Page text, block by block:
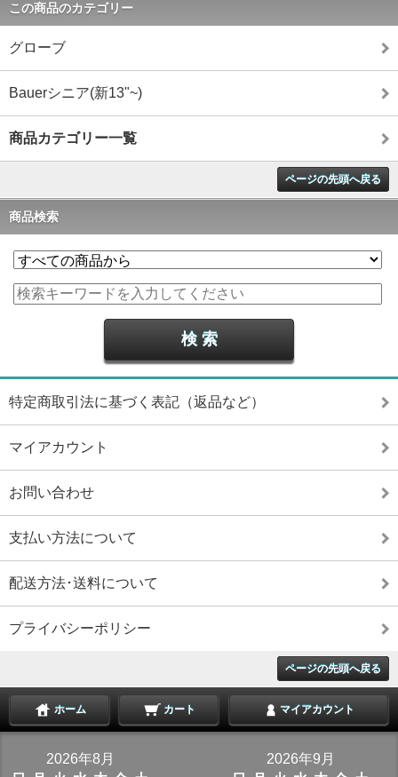
この商品のカテゴリー
グローブ
Bauerシニア(新13"~)
商品カテゴリー一覧
ページの先頭へ戻る
商品検索
特定商取引法に基づく表記（返品など）
マイアカウント
お問い合わせ
支払い方法について
配送方法･送料について
プライバシーポリシー
ページの先頭へ戻る
ホーム カート マイアカウント
2026年8月
2026年9月